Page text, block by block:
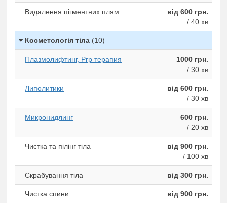
Видалення пігментних плям
від 600 грн.
/ 40 хв
Косметологія тіла (10)
Плазмолифтинг, Prp терапия
1000 грн.
/ 30 хв
Липолитики
від 600 грн.
/ 30 хв
Микронидлинг
600 грн.
/ 20 хв
Чистка та пілінг тіла
від 900 грн.
/ 100 хв
Cкрабування тіла від 300 грн.
Чистка спини від 900 грн.